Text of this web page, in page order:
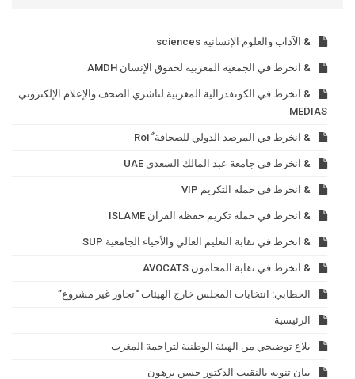
& الآداب والعلوم الإنسانية sciences
& انخرط في الجمعية المغربية لحقوق الإنسان AMDH
& انخرط في الكونفدرالية المغربية لناشري الصحف والإعلام الإلكتروني
MEDIAS
& انخرط في المرصد الدولي للصحافة ٌ Roi
& انخرط في جامعة عبد المالك السعدي UAE
& انخرط في حملة التكريم VIP
& انخرط في حملة تكريم حفظة القرآن ISLAME
& انخرط في نقابة التعليم العالي والأحياء الجامعية SUP
& انخرط في نقابة المحامون AVOCATS
الحطابي: انتخابات المجلس خارج الهيئات “تجاوز غير مشروع”
الرئيسية
بلاغ توضيحي من الهيئة الوطنية لتراجمة المغرب
بيان تنويه بالنقيب الدكتور حسن برهون